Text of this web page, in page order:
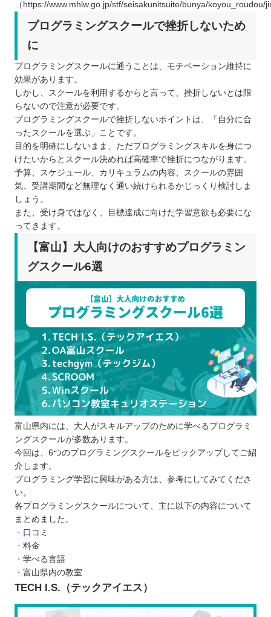
（https://www.mhlw.go.jp/stf/seisakunitsuite/bunya/koyou_roudou/
プログラミングスクールで挫折しないため
に
プログラミングスクールに通うことは、モチベーション維持に
効果があります。
しかし、スクールを利用するからと言って、挫折しないとは限
らないので注意が必要です。
プログラミングスクールで挫折しないポイントは、「自分に合
ったスクールを選ぶ」ことです。
目的を明確にしないまま、ただプログラミングスキルを身につ
けたいからとスクール決めれば高確率で挫折につながります。
予算、スケジュール、カリキュラムの内容、スクールの雰囲
気、受講期間など無理なく通い続けられるかじっくり検討しま
しょう。
また、受け身ではなく、目標達成に向けた学習意欲も必要にな
ってきます。
【富山】大人向けのおすすめプログラミン
グスクール6選
富山県内には、大人がスキルアップのために学べるプログラミ
ングスクールが多数あります。
今回は、6つのプログラミングスクールをピックアップしてご紹
介します。
プログラミング学習に興味がある方は、参考にしてみてくださ
い。
各プログラミングスクールについて、主に以下の内容について
まとめました。
口コミ
料金
学べる言語
富山県内の教室
TECH I.S.（テックアイエス）